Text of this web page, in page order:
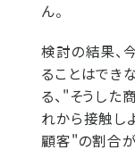
ん。
検討の結果、
ることはでき
る、"そうした
れから接触し
顧客"の割合が